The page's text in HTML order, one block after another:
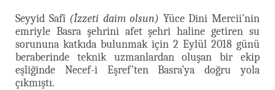
Seyyid Safî (İzzeti daim olsun) Yüce Dini Mercii’nin
emriyle Basra şehrini afet şehri haline getiren su
sorununa katkıda bulunmak için 2 Eylül 2018 günü
beraberinde teknik uzmanlardan oluşan bir ekip
eşliğinde Necef-i Eşref’ten Basra’ya doğru yola
çıkmıştı.